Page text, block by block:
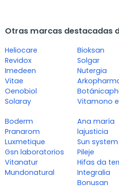
Otras marcas destacadas
Heliocare
Revidox
Imedeen
Vitae
Oenobiol
Solaray
Bioksan
Solgar
Nutergia
Vitamono
Boderm
Pranarom
Luxmetique
Gsn laboratorios
Vitanatur
Mundonatural
Ana maría
lajusticia
Sun system
Pileje
Hifas da
Integralia
Bonusan